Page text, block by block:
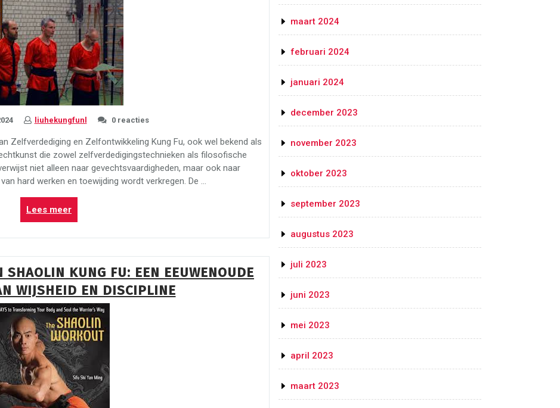
liuhekungfunl 0 reacties
Zelfverdediging en Zelfontwikkeling Kung Fu, ook wel bekend als
die zowel zelfverdedigingstechnieken als filosofische
niet alleen naar gevechtsvaardigheden, maar ook naar
hard werken en toewijding wordt verkregen. De …
Lees meer“Ontdek
de
Schoonheid
van
Kung
Fu:
Een
Tijdloze
Kunst
met
Diepe
Wortels”
SHAOLIN KUNG FU: EEN EEUWENOUDE
WIJSHEID EN DISCIPLINE
maart 2024
februari 2024
januari 2024
december 2023
november 2023
oktober 2023
september 2023
augustus 2023
juli 2023
juni 2023
mei 2023
april 2023
maart 2023